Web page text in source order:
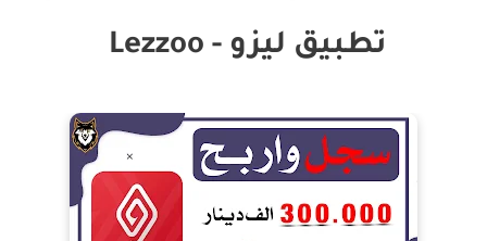
تطبيق ليزو - Lezzoo